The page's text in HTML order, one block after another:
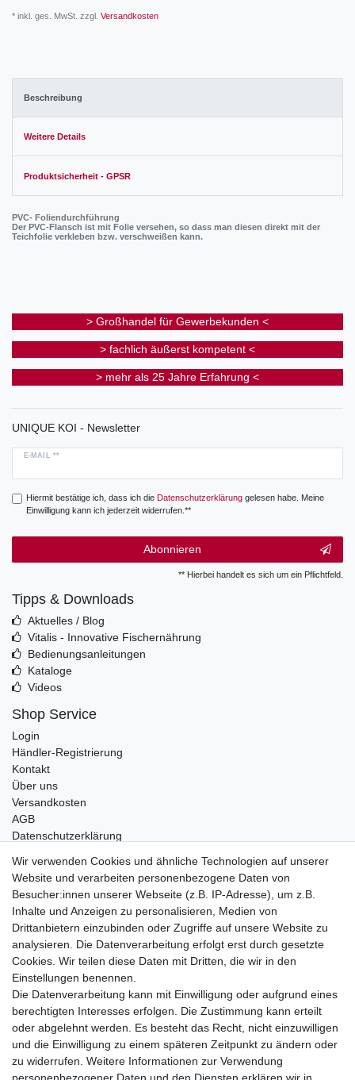
* inkl. ges. MwSt. zzgl. Versandkosten
Beschreibung
Weitere Details
Produktsicherheit - GPSR
PVC- Foliendurchführung
Der PVC-Flansch ist mit Folie versehen, so dass man diesen direkt mit der
Teichfolie verkleben bzw. verschweißen kann.
> Großhandel für Gewerbekunden <
> fachlich äußerst kompetent <
> mehr als 25 Jahre Erfahrung <
UNIQUE KOI - Newsletter
E-MAIL **
Hiermit bestätige ich, dass ich die Daten­schutz­erklärunggelesen habe. Meine
Einwilligung kann ich jederzeit widerrufen.**
Abonnieren
** Hierbei handelt es sich um ein Pflichtfeld.
Tipps & Downloads
Aktuelles / Blog
Vitalis - Innovative Fischernährung
Bedienungsanleitungen
Kataloge
Videos
Shop Service
Login
Händler-Registrierung
Kontakt
Über uns
Versandkosten
AGB
Datenschutzerklärung
Telefonische Beratung und Unterstützung für Händler unter:
+49 2851 5895-0
Montag - Donnerstag: 08.00 - 16.30 Uhr
Freitag: 08.00 - 16.00 Uhr
Wir sind ein Großhandel, bitte wenden Sie sich als
Endkunde direkt an Ihren örtlichen Fachhändler. Vielen
Dank!
Wir verwenden Cookies und ähnliche Technologien auf unserer
Website und verarbeiten personenbezogene Daten von
Besucher:innen unserer Webseite (z.B. IP-Adresse), um z.B.
Inhalte und Anzeigen zu personalisieren, Medien von
Drittanbietern einzubinden oder Zugriffe auf unsere Website zu
analysieren. Die Datenverarbeitung erfolgt erst durch gesetzte
Cookies. Wir teilen diese Daten mit Dritten, die wir in den
Einstellungen benennen.
Die Datenverarbeitung kann mit Einwilligung oder aufgrund eines
berechtigten Interesses erfolgen. Die Zustimmung kann erteilt
oder abgelehnt werden. Es besteht das Recht, nicht einzuwilligen
und die Einwilligung zu einem späteren Zeitpunkt zu ändern oder
zu widerrufen. Weitere Informationen zur Verwendung